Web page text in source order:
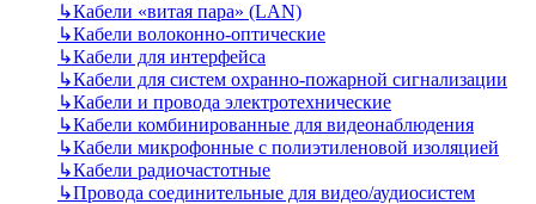
↳Кабели «витая пара» (LAN)
↳Кабели волоконно-оптические
↳Кабели для интерфейса
↳Кабели для систем охранно-пожарной сигнализации
↳Кабели и провода электротехнические
↳Кабели комбинированные для видеонаблюдения
↳Кабели микрофонные с полиэтиленовой изоляцией
↳Кабели радиочастотные
↳Провода соединительные для видео/аудиосистем